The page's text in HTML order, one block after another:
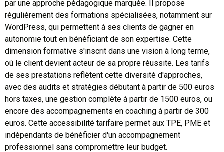
par une approche pédagogique marquée. Il propose
régulièrement des formations spécialisées, notamment sur
WordPress, qui permettent à ses clients de gagner en
autonomie tout en bénéficiant de son expertise. Cette
dimension formative s'inscrit dans une vision à long terme,
où le client devient acteur de sa propre réussite. Les tarifs
de ses prestations reflètent cette diversité d'approches,
avec des audits et stratégies débutant à partir de 500 euros
hors taxes, une gestion complète à partir de 1500 euros, ou
encore des accompagnements en coaching à partir de 300
euros. Cette accessibilité tarifaire permet aux TPE, PME et
indépendants de bénéficier d'un accompagnement
professionnel sans compromettre leur budget.